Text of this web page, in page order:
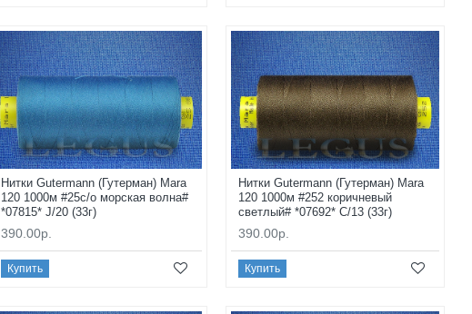
Нитки Gutermann (Гутерман) Mara
120 1000м #25с/о морская волна#
*07815* J/20 (33г)
390.00р.
Купить
Нитки Gutermann (Гутерман) Mara
120 1000м #252 коричневый
светлый# *07692* C/13 (33г)
390.00р.
Купить